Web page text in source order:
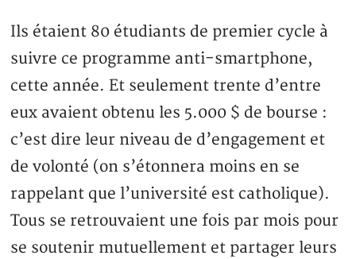
Ils étaient 80 étudiants de premier cycle à
suivre ce programme anti-smartphone,
cette année. Et seulement trente d’entre
eux avaient obtenu les 5.000 $ de bourse :
c’est dire leur niveau de d’engagement et
de volonté (on s’étonnera moins en se
rappelant que l’université est catholique).
Tous se retrouvaient une fois par mois pour
se soutenir mutuellement et partager leurs